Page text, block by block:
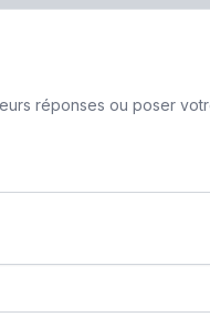
réponses ou poser